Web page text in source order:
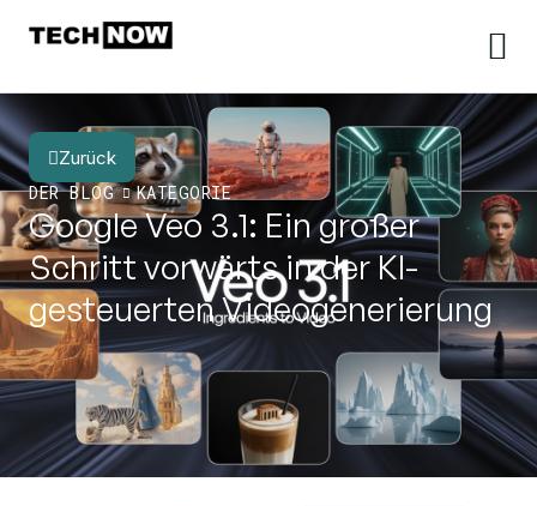
Zurück
DER BLOG
KATEGORIE
Google Veo 3.1: Ein großer
Schritt vorwärts in der KI-
gesteuerten Videogenerierung